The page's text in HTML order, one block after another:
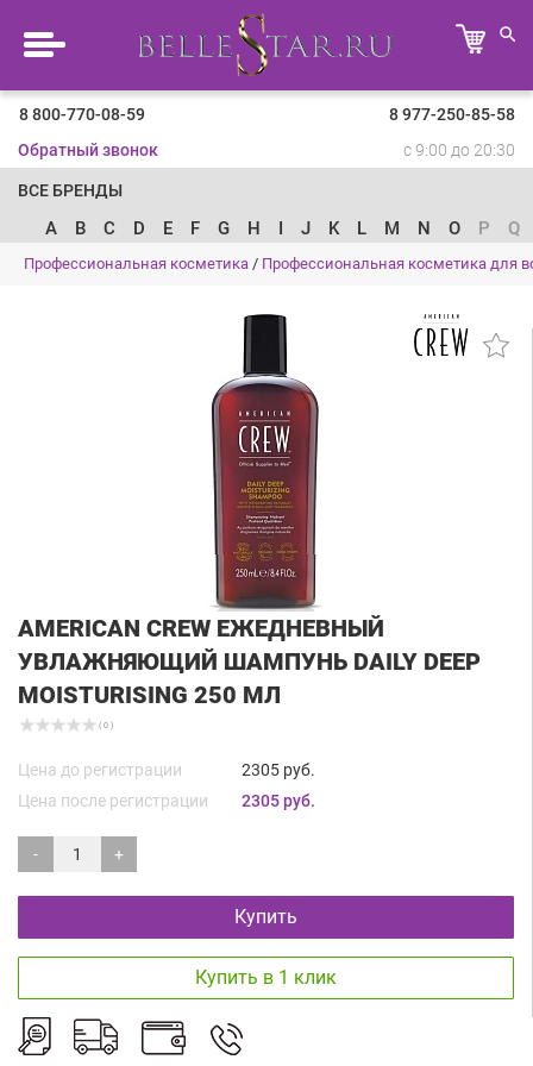
8 800-770-08-59
8 977-250-85-58
Обратный звонок
с 9:00 до 20:30
ВСЕ БРЕНДЫ
A B C D E F G H I J K L M N O P Q
Профессиональная косметика / Профессиональная косметика для
AMERICAN CREW ЕЖЕДНЕВНЫЙ
УВЛАЖНЯЮЩИЙ ШАМПУНЬ DAILY DEEP
MOISTURISING 250 МЛ
( 0 )
Цена до регистрации
2305 руб.
Цена после регистрации
2305 руб.
- +
Купить
Купить в 1 клик